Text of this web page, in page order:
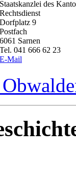
Staatskanzlei des
Rechtsdienst
Dorfplatz 9
Postfach
6061 Sarnen
Tel. 041 666 62 23
E-Mail